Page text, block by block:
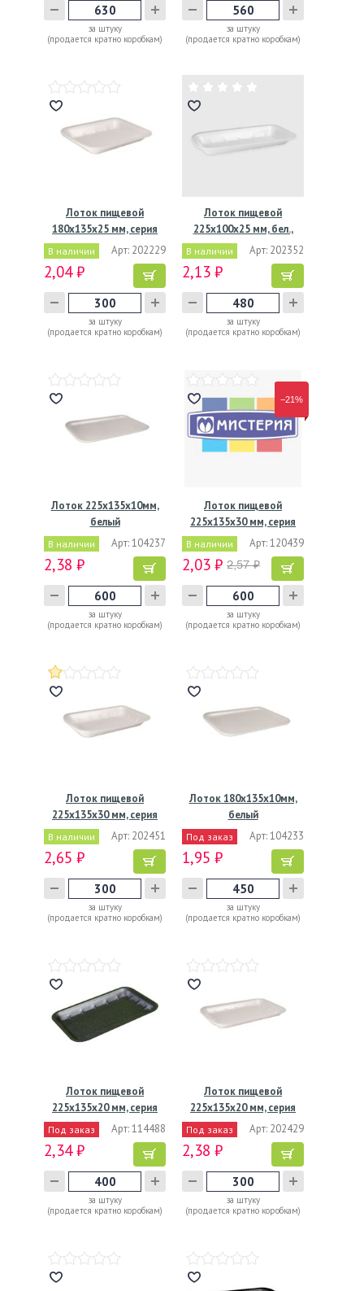
за штуку
(продается кратно коробкам)
за штуку
(продается кратно коробкам)
Лоток пищевой
180х135х25 мм, серия
Е-25,…
В наличии Арт: 202229
2,04 ₽
за штуку
(продается кратно коробкам)
Лоток пищевой
225х100х25 мм, бел.,
ВПС, 480…
В наличии Арт: 202352
2,13 ₽
за штуку
(продается кратно коробкам)
Лоток 225х135х10мм,
белый
В наличии Арт: 104237
2,38 ₽
за штуку
(продается кратно коробкам)
−21%
Лоток пищевой
225х135х30 мм, серия
М-30,…
В наличии Арт: 120439
2,03 ₽ 2,57 ₽
за штуку
(продается кратно коробкам)
Лоток пищевой
225х135х30 мм, серия
М-30,…
В наличии Арт: 202451
2,65 ₽
за штуку
(продается кратно коробкам)
Лоток 180х135х10мм,
белый
Под заказ Арт: 104233
1,95 ₽
за штуку
(продается кратно коробкам)
Лоток пищевой
225х135х20 мм, серия
В-25,…
Под заказ Арт: 114488
2,34 ₽
за штуку
(продается кратно коробкам)
Лоток пищевой
225х135х20 мм, серия
М-20,…
Под заказ Арт: 202429
2,38 ₽
за штуку
(продается кратно коробкам)